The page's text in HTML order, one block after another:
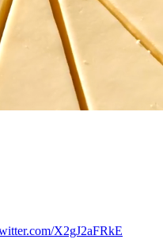
X2gJ2aFRkE